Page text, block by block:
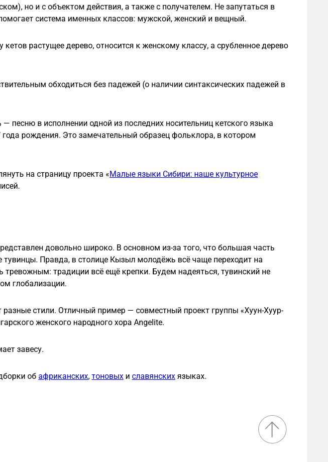
но и с объектом действия, а также с получателем. Не запутаться в
система именных классов: мужской, женский и вещный.
растущее дерево, относится к женскому классу, а срубленное дерево
обходиться без падежей (о наличии синтаксических падежей в
песню в исполнении одной из последних носительниц кетского языка
рождения. Это замечательный образец фольклора, в котором
на страницу проекта «Малые языки Сибири: наше культурное
довольно широко. В основном из-за того, что большая часть
Правда, в столице Кызыл молодёжь всё чаще переходит на
тревожным: традиции всё ещё крепки. Будем надеяться, тувинский не
глобализации.
стили. Отличный пример — совместный проект группы «Хуун-Хуур-
женского народного хора Angelite.
завесу.
об африканских, тоновых и славянских языках.